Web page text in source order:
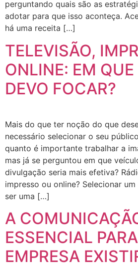
perguntando quais são as
adotar para que isso aconteça.
há uma receita […]
TELEVISÃO,
ONLINE: EM
DEVO FOCAR?
Mais do que ter noção do que
necessário selecionar o seu
quanto é importante trabalhar a
mas já se perguntou em que
divulgação seria mais efetiva?
impresso ou online? Selecionar
ser uma […]
A
ESSENCIAL
EMPRESA